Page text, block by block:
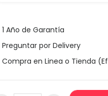
1 Año de Garantía
Preguntar por Delivery
Compra en Linea o Tienda